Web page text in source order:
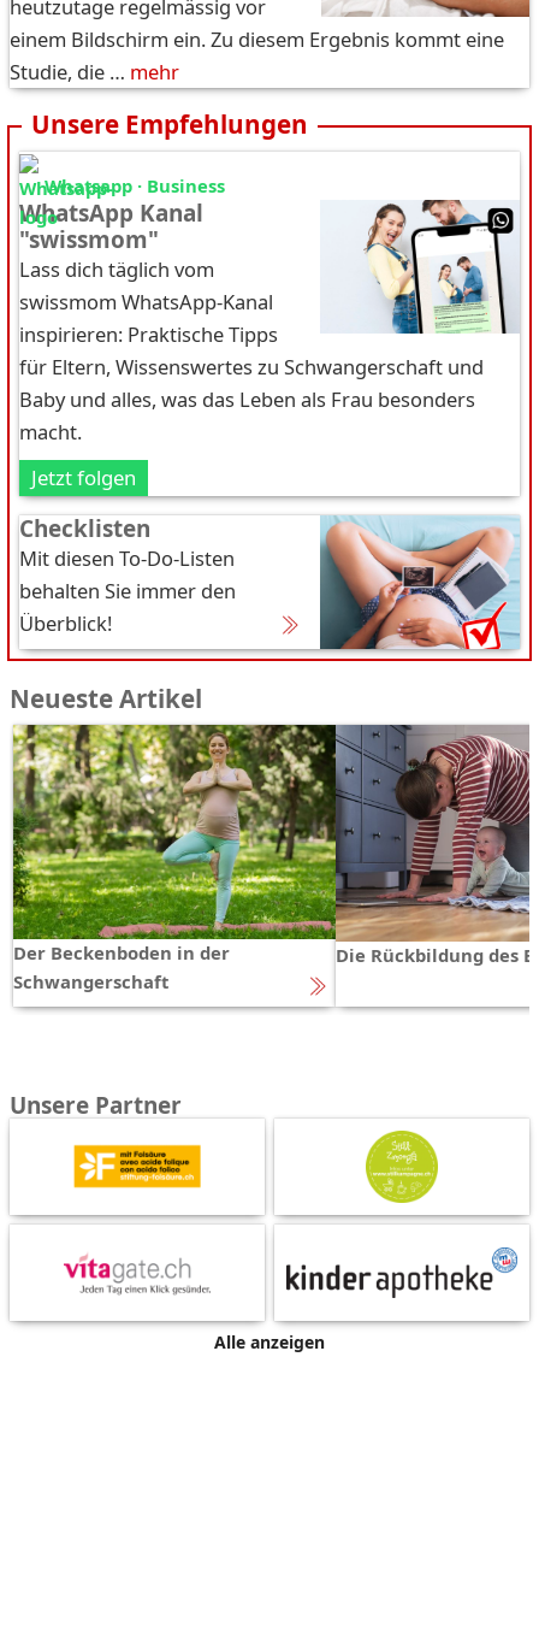
heutzutage regelmässig vor
einem Bildschirm ein. Zu diesem Ergebnis kommt eine
Studie, die … mehr
Unsere Empfehlungen
Whatsapp · Business
WhatsApp Kanal
"swissmom"
Lass dich täglich vom
swissmom WhatsApp-Kanal
inspirieren: Praktische Tipps
für Eltern, Wissenswertes zu Schwangerschaft und
Baby und alles, was das Leben als Frau besonders
macht.
Jetzt folgen
Checklisten
Mit diesen To-Do-Listen
behalten Sie immer den
Überblick!
Neueste Artikel
Der Beckenboden in der
Schwangerschaft
Die Rückbildung des
Unsere Partner
Alle anzeigen